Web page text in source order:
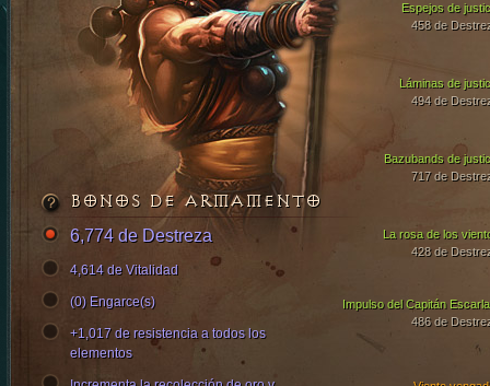
Láminas de
494 de
Bazubands de
717 de
Espejos de
458 de
Impulso del Capitán
486 de
La rosa de los
428 de
BONOS DE ARMAMENTO
6,774 de Destreza
4,614 de Vitalidad
(0) Engarce(s)
+1,017 de resistencia a todos los
elementos